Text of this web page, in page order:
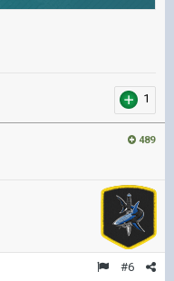
1
489
#6